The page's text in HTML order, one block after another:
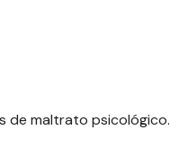
de maltrato psicológico.